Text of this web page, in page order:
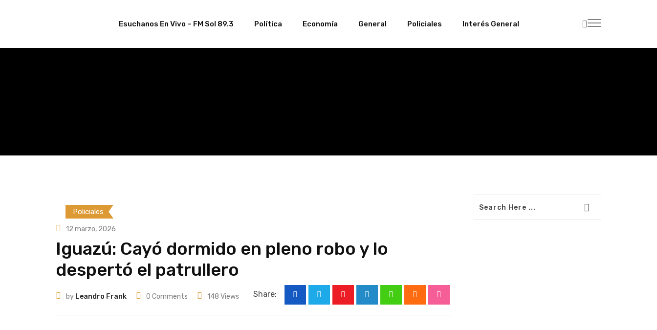
Esuchanos En Vivo – FM Sol 89.3 Política Economía General Policiales Interés General
Policiales
12 marzo, 2026
Iguazú: Cayó dormido en pleno robo y lo
despertó el patrullero
by Leandro Frank 0 Comments 148 Views Share: